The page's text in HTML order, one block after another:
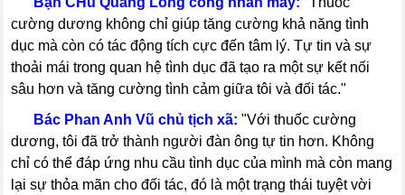
cường dương không chỉ giúp tăng cường khả năng tình
dục mà còn có tác động tích cực đến tâm lý. Tự tin và sự
thoải mái trong quan hệ tình dục đã tạo ra một sự kết nối
sâu hơn và tăng cường tình cảm giữa tôi và đối tác."
Bác Phan Anh Vũ chủ tịch xã: "Với thuốc cường
dương, tôi đã trở thành người đàn ông tự tin hơn. Không
chỉ có thể đáp ứng nhu cầu tình dục của mình mà còn mang
lại sự thỏa mãn cho đối tác, đó là một trạng thái tuyệt vời